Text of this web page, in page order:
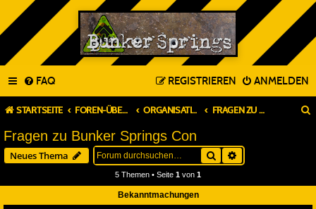
FAQ ANMELDEN
REGISTRIEREN
STARTSEITE FOREN-ÜBERSICHT ORGANISATION & PLANUNG FRAGEN ZU BUNKER SPRINGS CON
Fragen zu Bunker Springs Con
Neues Thema Suche
5 Themen • Seite 1 von 1
Bekanntmachungen